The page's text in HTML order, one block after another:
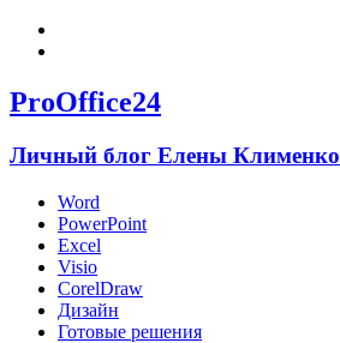
ProOffice24
Личный блог Елены Клименко
Word
PowerPoint
Excel
Visio
CorelDraw
Дизайн
Готовые решения